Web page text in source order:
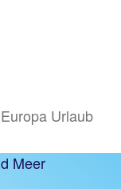
Europa Urlaub